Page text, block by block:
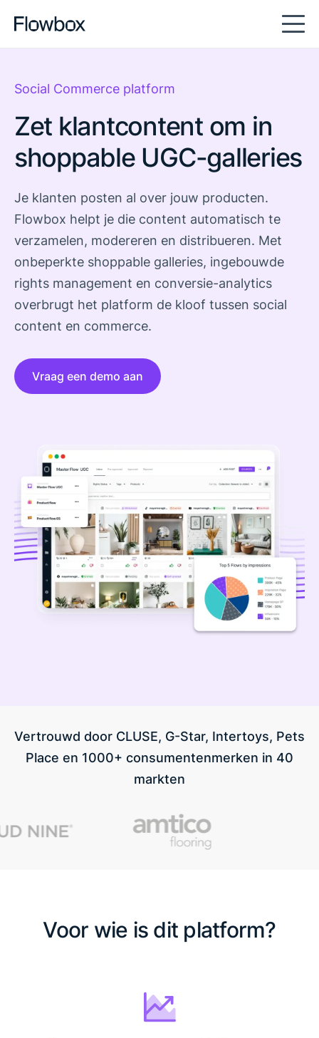
Social Commerce platform
Zet klantcontent om in
shoppable UGC-galleries
Je klanten posten al over jouw producten.
Flowbox helpt je die content automatisch te
verzamelen, modereren en distribueren. Met
onbeperkte shoppable galleries, ingebouwde
rights management en conversie-analytics
overbrugt het platform de kloof tussen social
content en commerce.
Vraag een demo aan
Vertrouwd door CLUSE, G-Star, Intertoys, Pets
Place en 1000+ consumentenmerken in 40
markten
Voor wie is dit platform?